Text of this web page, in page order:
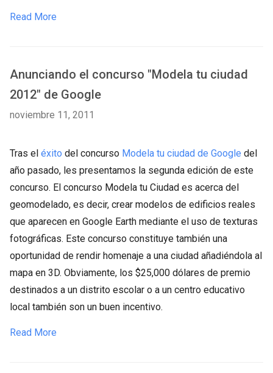
Read More
Anunciando el concurso "Modela tu ciudad
2012" de Google
noviembre 11, 2011
Tras el éxito del concurso Modela tu ciudad de Google del
año pasado, les presentamos la segunda edición de este
concurso. El concurso Modela tu Ciudad es acerca del
geomodelado, es decir, crear modelos de edificios reales
que aparecen en Google Earth mediante el uso de texturas
fotográficas. Este concurso constituye también una
oportunidad de rendir homenaje a una ciudad añadiéndola al
mapa en 3D. Obviamente, los $25,000 dólares de premio
destinados a un distrito escolar o a un centro educativo
local también son un buen incentivo.
Read More